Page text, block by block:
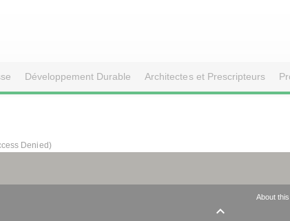
Développement Durable Architectes et Prescripteurs
Denied)
About
